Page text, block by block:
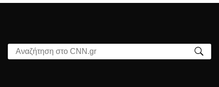
Αναζήτηση στο CNN.gr